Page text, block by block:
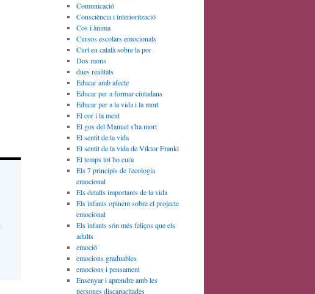
Comunicació
Consciència i interiorització
Cos i ànima
Cursos escolars emocionals
Curt en català sobre la por
Dos mons
dues realitats
Educar amb afecte
Educar per a formar ciutadans
Educar per a la vida i la mort
El cor i la ment
El gos del Manuel s'ha mort
El sentit de la vida
El sentit de la vida de Víktor Frankl
El temps tot ho cura
Els 7 principis de l'ecologia
emocional
Els detalls importants de la vida
Els infants opinem sobre el projecte
emocional
Els infants són més feliços que els
adults
emoció
emocions graduables
emocions i pensament
Ensenyar i aprendre amb les
persones discapacitades